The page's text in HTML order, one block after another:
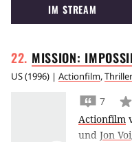
IM STREAM
MISSION:
US(1996) | Actionfilm,Thriller
7
Actionfilm
und Jon